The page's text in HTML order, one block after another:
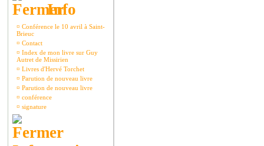
Info
¤ Conférence le 10 avril à Saint-
Brieuc
¤ Contact
¤ Index de mon livre sur Guy
Autret de Missirien
¤ Livres d'Hervé Torchet
¤ Parution de nouveau livre
¤ Parution de nouveau livre
¤ conférence
¤ signature